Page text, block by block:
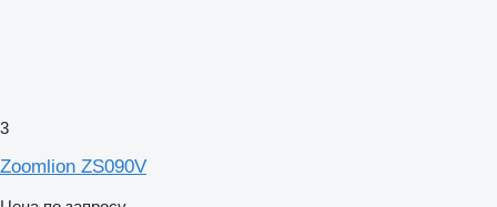
3
Zoomlion ZS090V